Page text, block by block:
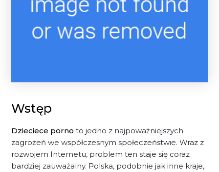
Wstęp
Dzieciece porno to jedno z najpoważniejszych
zagrożeń we współczesnym społeczeństwie. Wraz z
rozwojem Internetu, problem ten staje się coraz
bardziej zauważalny. Polska, podobnie jak inne kraje,